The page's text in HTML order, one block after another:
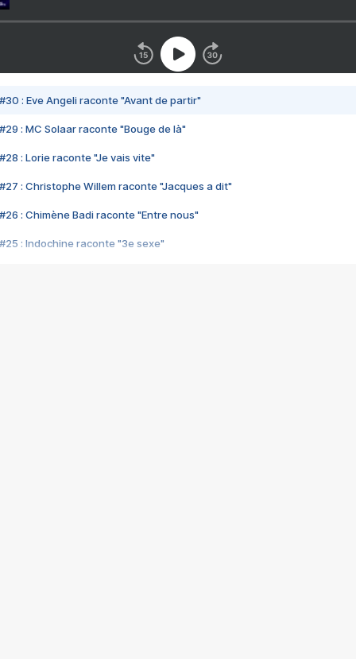
#30 : Eve Angeli raconte "Avant de partir"
#29 : MC Solaar raconte "Bouge de là"
#28 : Lorie raconte "Je vais vite"
#27 : Christophe Willem raconte "Jacques a dit"
#26 : Chimène Badi raconte "Entre nous"
#25 : Indochine raconte "3e sexe"